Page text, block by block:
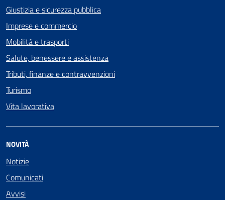
Giustizia e sicurezza pubblica
Imprese e commercio
Mobilità e trasporti
Salute, benessere e assistenza
Tributi, finanze e contravvenzioni
Turismo
Vita lavorativa
NOVITÀ
Notizie
Comunicati
Avvisi